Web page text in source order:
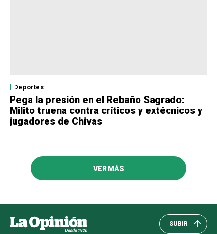
Deportes
Pega la presión en el Rebaño Sagrado:
Milito truena contra críticos y extécnicos y
jugadores de Chivas
VER MÁS
SUBIR